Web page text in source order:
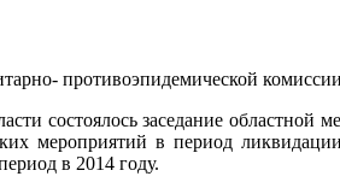
противоэпидемической комиссии
состоялось заседание
мероприятий в период
в 2014 году.